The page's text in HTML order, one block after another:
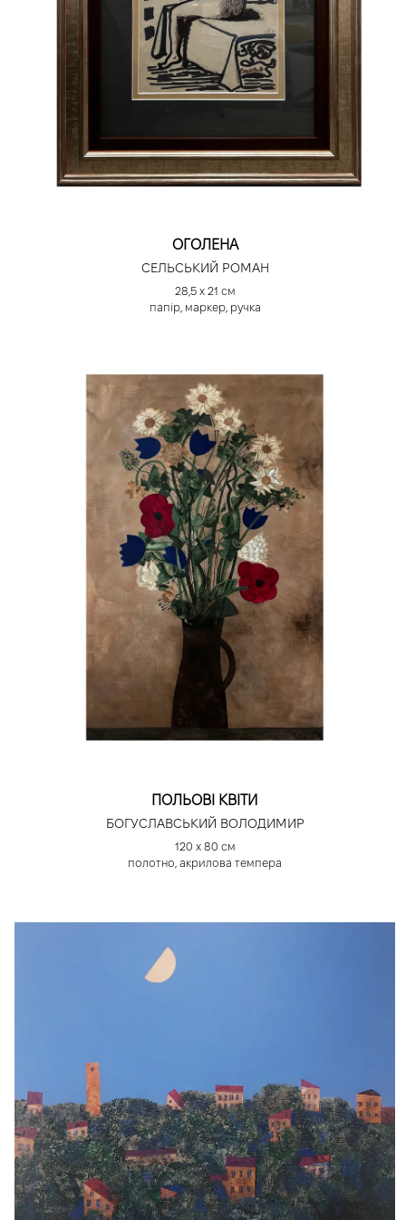
ОГОЛЕНА
СЕЛЬСЬКИЙ РОМАН
28,5 х 21 см
папір, маркер, ручка
ПОЛЬОВІ КВІТИ
БОГУСЛАВСЬКИЙ ВОЛОДИМИР
120 х 80 см
полотно, акрилова темпера